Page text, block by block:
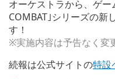
オーケストラから、ゲー
COMBAT｣シリーズの新
す！
※実施内容は予告なく変
続報は公式サイトの特設